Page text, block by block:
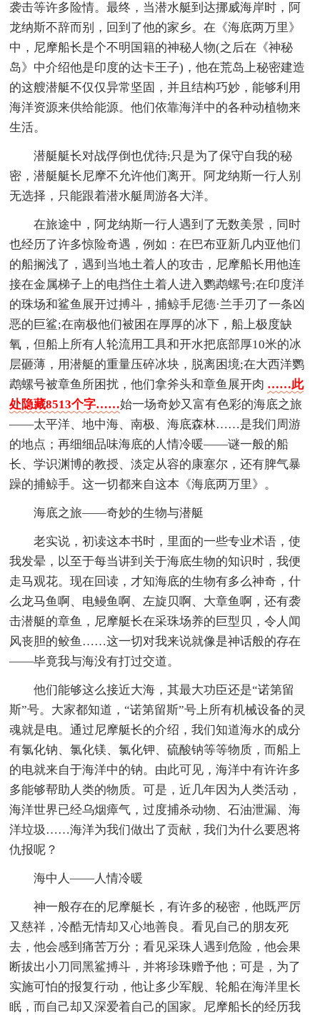
袭击等许多险情。最终，当潜水艇到达挪威海岸时，阿
龙纳斯不辞而别，回到了他的家乡。在《海底两万里》
中，尼摩船长是个不明国籍的神秘人物(之后在《神秘
岛》中介绍他是印度的达卡王子)，他在荒岛上秘密建造
的这艘潜艇不仅仅异常坚固，并且结构巧妙，能够利用
海洋资源来供给能源。他们依靠海洋中的各种动植物来
生活。
潜艇艇长对战俘倒也优待;只是为了保守自我的秘
密，潜艇艇长尼摩不允许他们离开。阿龙纳斯一行人别
无选择，只能跟着潜水艇周游各大洋。
在旅途中，阿龙纳斯一行人遇到了无数美景，同时
也经历了许多惊险奇遇，例如：在巴布亚新几内亚他们
的船搁浅了，遇到当地土着人的攻击，尼摩船长用他连
接在金属梯子上的电挡住土着人进入鹦鹉螺号;在印度洋
的珠场和鲨鱼展开过搏斗，捕鲸手尼德·兰手刃了一条凶
恶的巨鲨;在南极他们被困在厚厚的冰下，船上极度缺
氧，但船上所有人轮流用工具和开水把底部厚10米的冰
层砸薄，用潜艇的重量压碎冰块，脱离困境;在大西洋鹦
鹉螺号被章鱼所困扰，他们拿斧头和章鱼展开肉 ……此
处隐藏8513个字……始一场奇妙又富有色彩的海底之旅
——太平洋、地中海、南极、海底森林……是我们周游
的地点；再细细品味海底的人情冷暖——谜一般的船
长、学识渊博的教授、淡定从容的康塞尔，还有脾气暴
躁的捕鲸手。这一切都来自这本《海底两万里》。
海底之旅——奇妙的生物与潜艇
老实说，初读这本书时，里面的一些专业术语，使
我发晕，以至于每当讲到关于海底生物的知识时，我便
走马观花。现在回读，才知海底的生物有多么神奇，什
么龙马鱼啊、电鳗鱼啊、左旋贝啊、大章鱼啊，还有袭
击潜艇的章鱼，尼摩艇长在采珠场养的巨型贝，令人闻
风丧胆的鲛鱼……这一切对我来说就像是神话般的存在
——毕竟我与海没有打过交道。
他们能够这么接近大海，其最大功臣还是“诺第留
斯”号。大家都知道，“诺第留斯”号上所有机械设备的灵
魂就是电。通过尼摩艇长的介绍，我们知道海水的成分
有氯化钠、氯化镁、氯化钾、硫酸钠等等物质，而船上
的电就来自于海洋中的钠。由此可见，海洋中有许许多
多能够帮助人类的物质。可是，近几年因为人类活动，
海洋世界已经乌烟瘴气，过度捕杀动物、石油泄漏、海
洋垃圾……海洋为我们做出了贡献，我们为什么要恩将
仇报呢？
海中人——人情冷暖
神一般存在的尼摩艇长，有许多的秘密，他既严厉
又慈祥，冷酷无情却又心地善良。看见自己的朋友死
去，他会感到痛苦万分；看见采珠人遇到危险，他会果
断拔出小刀同黑鲨搏斗，并将珍珠赠予他；可是，为了
实施可怕的报复行动，他让多少军舰、轮船在海洋里长
眠，而自己却又深爱着自己的国家。尼摩船长的经历我